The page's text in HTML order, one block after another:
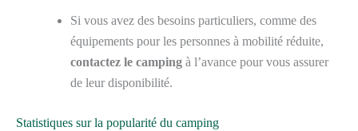
Si vous avez des besoins particuliers, comme des
équipements pour les personnes à mobilité réduite,
contactez le camping à l’avance pour vous assurer
de leur disponibilité.
Statistiques sur la popularité du camping